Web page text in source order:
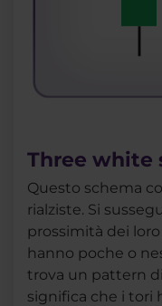
Three white
Questo schema
rialziste. Si
prossimità dei
hanno poche o
trova un pattern
significa che i tori